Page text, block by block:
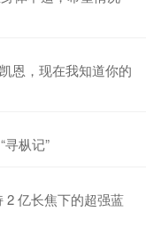
恩，现在我知道你的
枞记”
2 亿长焦下的超强蓝